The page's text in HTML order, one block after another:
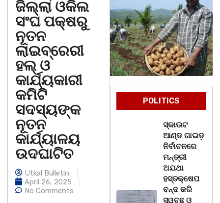
ଜିଲ୍ଲା ଓକିଲ
ସଂଘ ପକ୍ଷରୁ
ନୂତନ
ଲାଇବ୍ରେରୀ
ହଲ୍ ଓ
କାର୍ଯ୍ୟକାରୀ
କମିଟି
ସଦସ୍ୟଙ୍କ
ନୂତନ
କାର୍ଯ୍ୟାଳୟ
ଉଦଘାଟିତ
Utkal Bulletin
April 26, 2025
No Comments
POLITICS
ସ୍କାଉଟ
ଆଣ୍ଡ ଗାଇଡ଼
ନିର୍ବାଚନରେ
ମନ୍ତ୍ରୀ
ଅଯଥା
ହସ୍ତକ୍ଷେପ
ବନ୍ଦ କରି
ସ୍ୱଚ୍ଛ ଓ